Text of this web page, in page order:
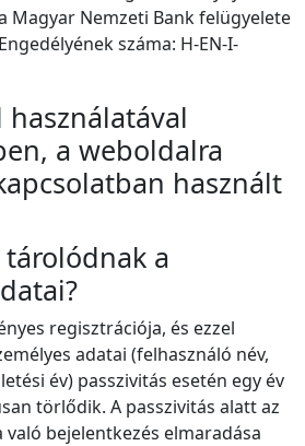
Magyar Nemzeti Bank felügyelete
száma: H-EN-I-
a weboldalra
használt
a
regisztrációja, és ezzel
adatai (felhasználó név,
év) passzivitás esetén egy év
törlődik. A passzivitás alatt az
bejelentkezés elmaradása